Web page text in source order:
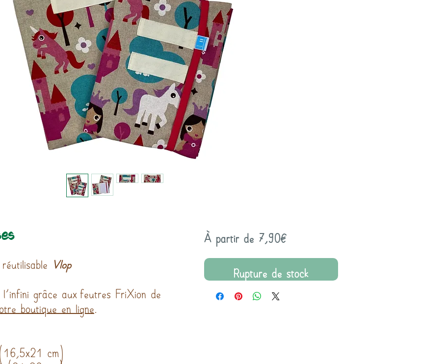
réutilisable Vlop
grâce aux feutres FriXion de
boutique en ligne
cm)
À partir de 7,90€Prix
Rupture de stock